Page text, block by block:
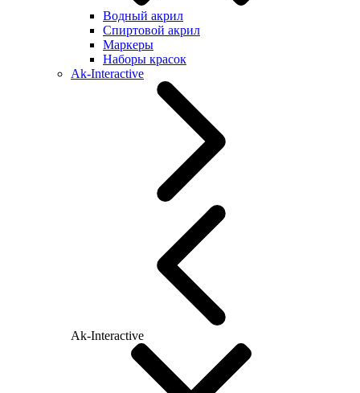
Водный акрил
Спиртовой акрил
Маркеры
Наборы красок
Ak-Interactive
Ak-Interactive